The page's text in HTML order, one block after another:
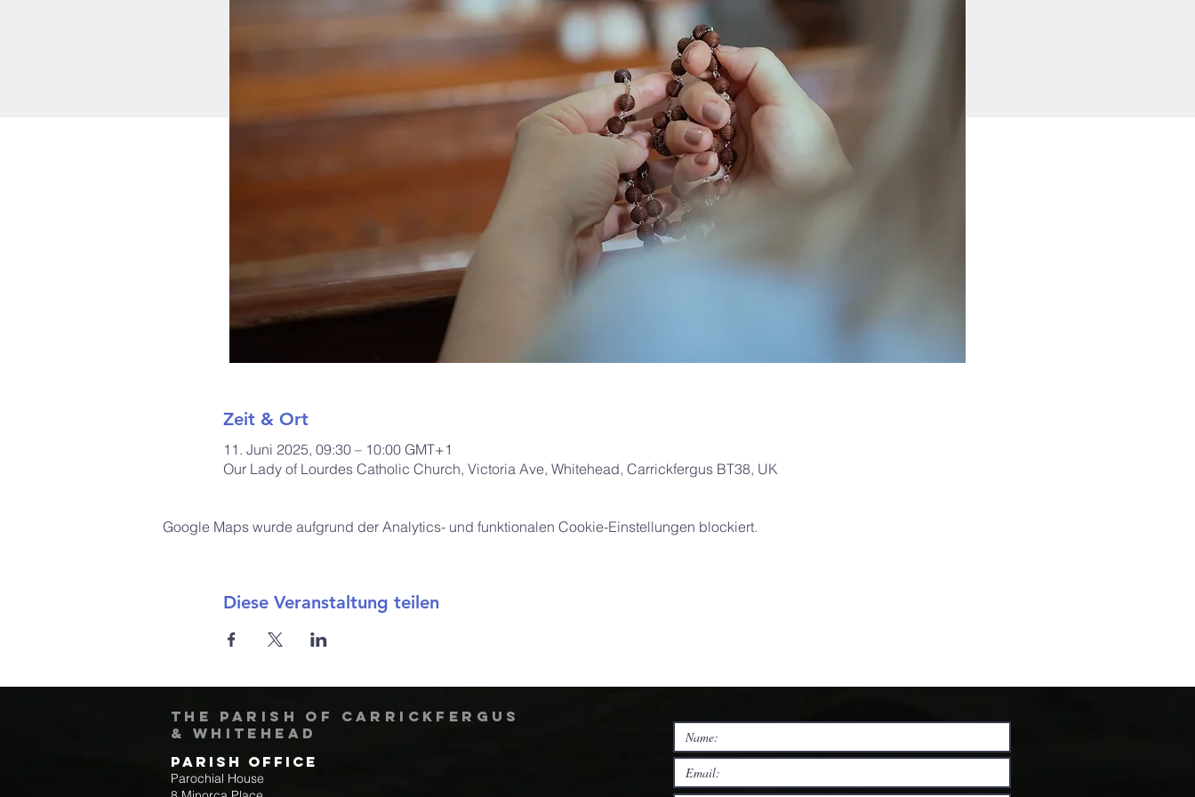
Zeit & Ort
11. Juni 2025, 09:30 – 10:00 GMT+1
Our Lady of Lourdes Catholic Church, Victoria Ave, Whitehead, Carrickfergus BT38, UK
Google Maps wurde aufgrund der Analytics- und funktionalen Cookie-Einstellungen blockiert.
Diese Veranstaltung teilen
The Parish of Carrickfergus
& Whitehead
Parish Office
Parochial House